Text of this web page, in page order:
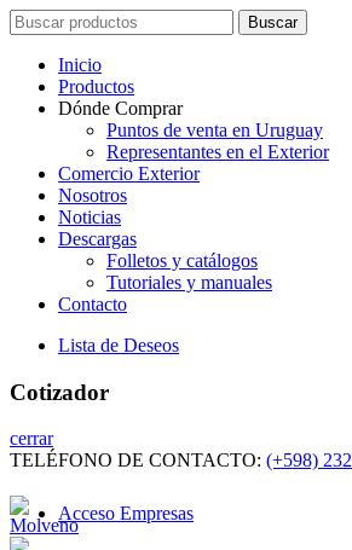
Search
for:
Buscar
Inicio
Productos
Dónde Comprar
Puntos de venta en Uruguay
Representantes en el Exterior
Comercio Exterior
Nosotros
Noticias
Descargas
Folletos y catálogos
Tutoriales y manuales
Contacto
Lista de Deseos
Cotizador
cerrar
TELÉFONO DE CONTACTO: (+598)
Acceso Empresas